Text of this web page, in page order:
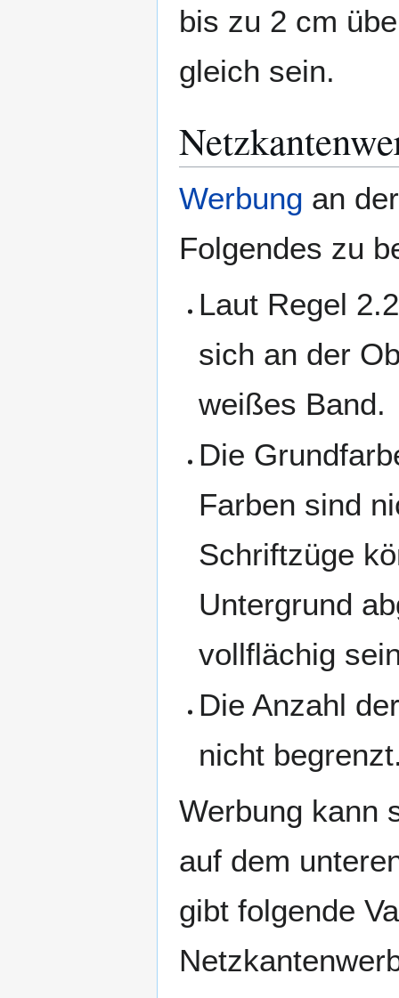
bis zu 2 cm
gleich sein.
Werbung an
Folgendes zu
Laut Regel
sich an der
weißes Band.
Die
Farben sind
Schriftzüge
Untergrund
vollflächig
Die Anzahl
nicht
Werbung kann
auf dem
gibt folgende